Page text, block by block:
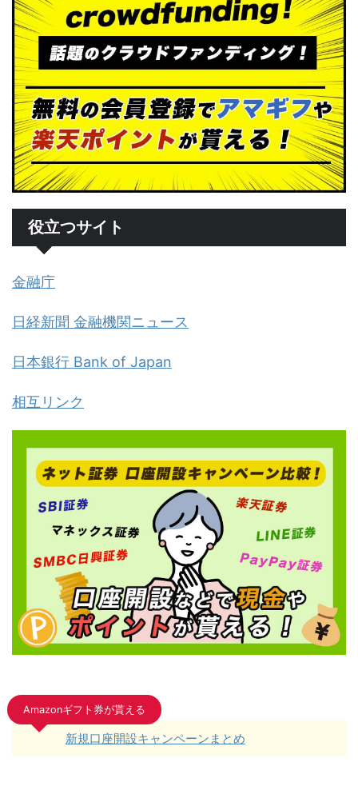
役立つサイト
金融庁
日経新聞 金融機関ニュース
日本銀行 Bank of Japan
相互リンク
Amazonギフト券が貰える
新規口座開設キャンペーンまとめ